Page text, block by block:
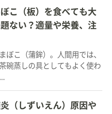
こ（板）を食べても大
ない？適量や栄養、注
ぼこ（蒲鉾）。人間用では、
碗蒸しの具としてもよく使わ
（しずいえん）原因や